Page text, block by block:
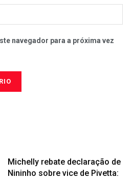
navegador para a próxima vez
Michelly rebate declaração de
Nininho sobre vice de Pivetta: